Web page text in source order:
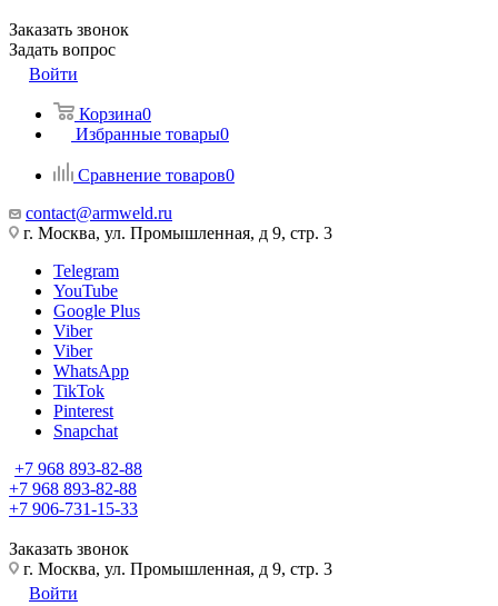
Заказать звонок
Задать вопрос
Войти
Корзина0
Избранные товары0
Сравнение товаров0
contact@armweld.ru
г. Москва, ул. Промышленная, д 9, стр. 3
Telegram
YouTube
Google Plus
Viber
Viber
WhatsApp
TikTok
Pinterest
Snapchat
+7 968 893-82-88
+7 968 893-82-88
+7 906-731-15-33
Заказать звонок
г. Москва, ул. Промышленная, д 9, стр. 3
Войти